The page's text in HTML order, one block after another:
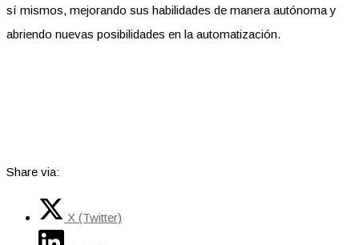
sí mismos, mejorando sus habilidades de manera autónoma y
abriendo nuevas posibilidades en la automatización.
Share via:
X (Twitter)